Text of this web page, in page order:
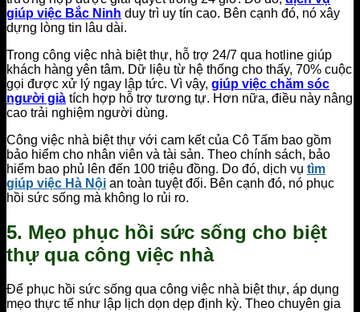
giúp việc Bắc Ninh duy trì uy tín cao. Bên cạnh đó, nó xây
dựng lòng tin lâu dài.
Trong công việc nhà biệt thự, hỗ trợ 24/7 qua hotline giúp
khách hàng yên tâm. Dữ liệu từ hệ thống cho thấy, 70% cuộc
gọi được xử lý ngay lập tức. Vì vậy, giúp việc chăm sóc
người già tích hợp hỗ trợ tương tự. Hơn nữa, điều này nâng
cao trải nghiệm người dùng.
Công việc nhà biệt thự với cam kết của Cô Tấm bao gồm
bảo hiểm cho nhân viên và tài sản. Theo chính sách, bảo
hiểm bao phủ lên đến 100 triệu đồng. Do đó, dịch vụ tìm
giúp việc Hà Nội an toàn tuyệt đối. Bên cạnh đó, nó phục
hồi sức sống mà không lo rủi ro.
5. Mẹo phục hồi sức sống cho biệt
thự qua công việc nhà
Để phục hồi sức sống qua công việc nhà biệt thự, áp dụng
mẹo thực tế như lập lịch dọn dẹp định kỳ. Theo chuyên gia